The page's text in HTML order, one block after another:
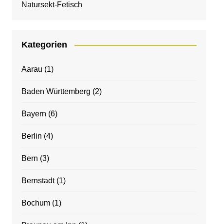
Natursekt-Fetisch
Kategorien
Aarau (1)
Baden Württemberg (2)
Bayern (6)
Berlin (4)
Bern (3)
Bernstadt(1)
Bochum(1)